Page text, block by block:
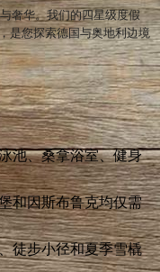
奢华。我们的四星级度假
是您探索德国与奥地利边境
池、桑拿浴室、健身
和因斯布鲁克均仅需
徒步小径和夏季雪橇